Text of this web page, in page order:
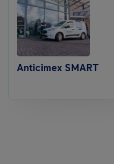
Anticimex SMART